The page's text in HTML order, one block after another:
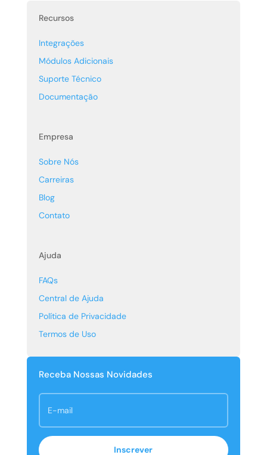
Recursos
Integrações
Módulos Adicionais
Suporte Técnico
Documentação
Empresa
Sobre Nós
Carreiras
Blog
Contato
Ajuda
FAQs
Central de Ajuda
Política de Privacidade
Termos de Uso
Receba Nossas Novidades
Inscrever